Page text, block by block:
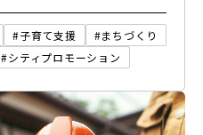
#子育て支援
#まちづくり
#シティプロモーション